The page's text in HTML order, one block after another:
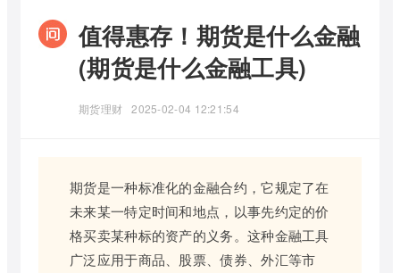
值得惠存！期货是什么金融
(期货是什么金融工具)
期货理财 2025-02-04 12:21:54
期货是一种标准化的金融合约，它规定了在
未来某一特定时间和地点，以事先约定的价
格买卖某种标的资产的义务。这种金融工具
广泛应用于商品、股票、债券、外汇等市